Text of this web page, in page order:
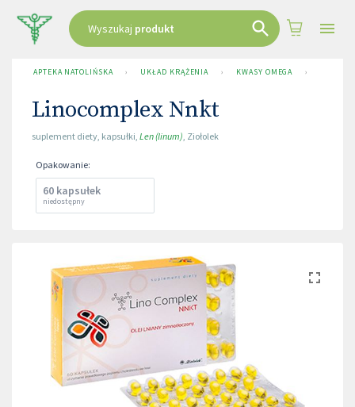
Wyszukaj produkt
APTEKA NATOLIŃSKA › UKŁAD KRĄŻENIA › KWASY OMEGA ›
Linocomplex Nnkt
suplement diety, kapsułki, Len (linum), Ziołolek
Opakowanie:
60 kapsułek
niedostępny